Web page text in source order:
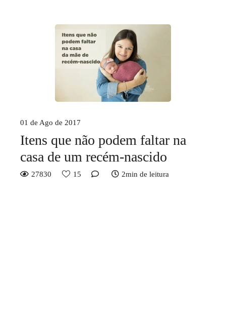
01 de Ago de 2017
Itens que não podem faltar na
casa de um recém-nascido
27830 15 2min de leitura